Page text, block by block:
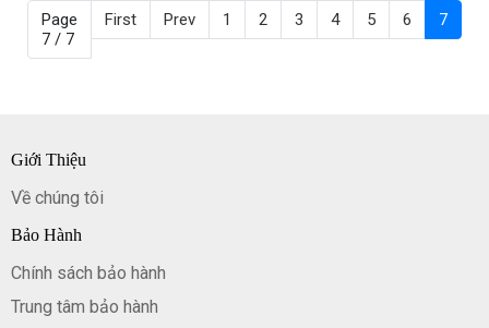
vệ sinh máy lạnh. Vậy sử
dụng túi vệ sinh máy lạnh
Panasonic như thế nào và
viết này.
sao để tự vệ sinh máy lạnh
Page
7 / 7
First Prev 1 2 3 4 5 6 7
Giới Thiệu
Về chúng tôi
Bảo Hành
Chính sách bảo hành
Trung tâm bảo hành